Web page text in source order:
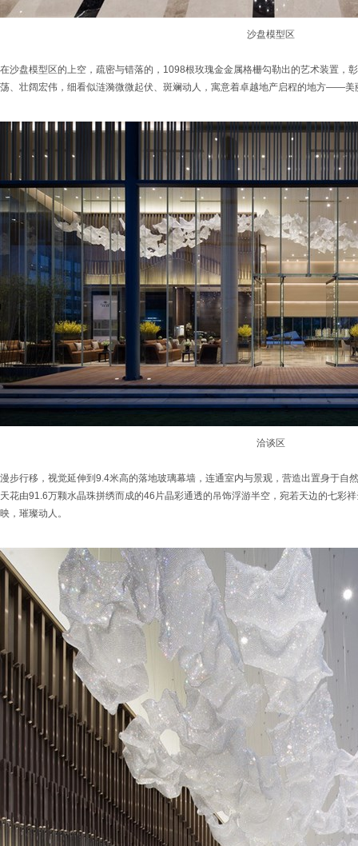
沙盘模型区
在沙盘模型区的上空，疏密与错落的，1098根玫瑰金金属格栅勾勒出的艺术装置，
荡、壮阔宏伟，细看似涟漪微微起伏、斑斓动人，寓意着卓越地产启程的地方——美
洽谈区
漫步行移，视觉延伸到9.4米高的落地玻璃幕墙，连通室内与景观，营造出置身于自
天花由91.6万颗水晶珠拼绣而成的46片晶彩通透的吊饰浮游半空，宛若天边的七彩
映，璀璨动人。